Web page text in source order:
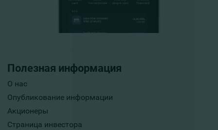
Полезная информация
О нас
Опубликование информации
Акционеры
Страница инвестора